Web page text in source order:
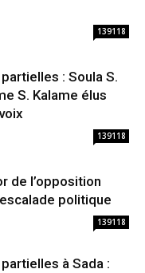
139118
: Soula S.
S. Kalame élus
139118
de l’opposition
politique
139118
à Sada :